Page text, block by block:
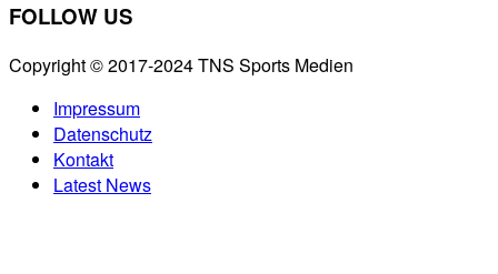
FOLLOW US
Copyright © 2017-2024 TNS Sports Medien
Impressum
Datenschutz
Kontakt
Latest News